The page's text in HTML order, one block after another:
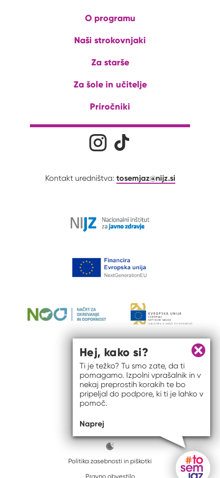
O programu
Naši strokovnjaki
Za starše
Za šole in učitelje
Priročniki
Družabna omrežja
Kontakt uredništva: tosemjaz@nijz.si
ISSN spletišča: 2820-5960
Politika zasebnosti in piškotki
Pravno obvestilo
Zapri
Hej, kako si?
Ti je težko? Tu smo zate, da ti
pomagamo. Izpolni vprašalnik in v
nekaj preprostih korakih te bo
pripeljal do podpore, ki ti je lahko v
pomoč.
Naprej